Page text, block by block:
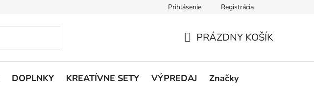
Podmienky ochrany osobných údajov
Prihlásenie Registrácia
KOŠÍK
PRÁZDNY KOŠÍK
DOPLNKY KREATÍVNE SETY VÝPREDAJ Značky